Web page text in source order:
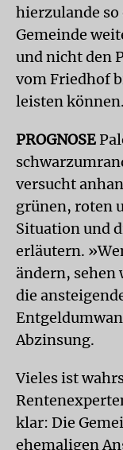
hierzulande
Gemeinde
und nicht den
vom Friedhof
leisten
PROGNOSE
versucht
grünen, roten
Situation und
erläutern.
ändern, sehen
die
Abzinsung.
Vieles ist
klar: Die
ehemaligen